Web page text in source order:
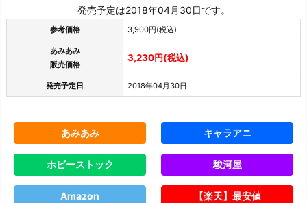
発売予定は2018年04月30日です。
参考価格 3,900円(税込)
あみあみ
販売価格
3,230円(税込)
発売予定日 2018年04月30日
あみあみ キャラアニ
ホビーストック 駿河屋
Amazon 【楽天】最安値